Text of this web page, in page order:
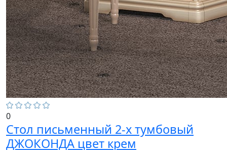
0
Стол письменный 2-х тумбовый
ДЖОКОНДА цвет крем